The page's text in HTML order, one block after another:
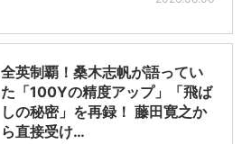
全英制覇！桑木志帆が語ってい
た「100Yの精度アップ」「飛ば
しの秘密」を再録！ 藤田寛之か
ら直接受け…